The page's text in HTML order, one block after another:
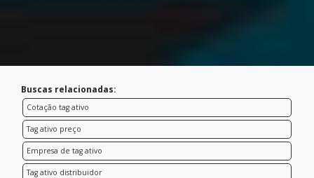
Buscas relacionadas:
Cotação tag ativo
Tag ativo preço
Empresa de tag ativo
Tag ativo distribuidor